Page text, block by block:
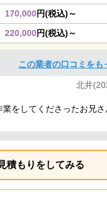
170,000円(税込)～
220,000円(税込)～
この業者の口コミを
北井
をしてくださったお兄さ
積もりをしてみる